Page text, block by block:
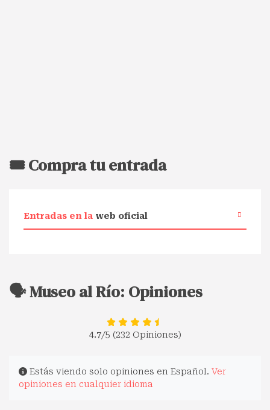
🎟️ Compra tu entrada
Entradas en la web oficial
🗣️ Museo al Río: Opiniones
4.7/5 (232 Opiniones)
Estás viendo solo opiniones en Español. Ver
opiniones en cualquier idioma